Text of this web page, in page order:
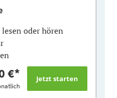
oder hören
€*